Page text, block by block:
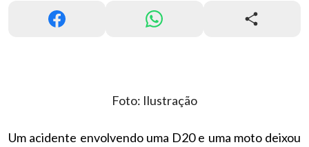
Foto: Ilustração
Um acidente envolvendo uma D20 e uma moto deixou